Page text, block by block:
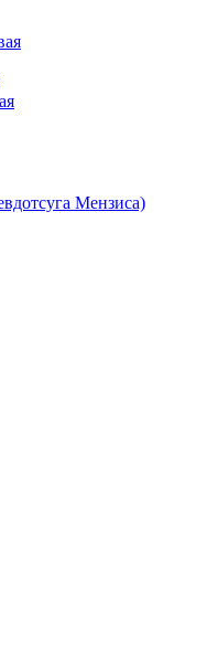
Мензиса)